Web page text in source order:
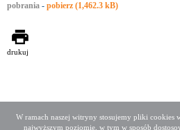
W ramach naszej witryny stosujemy pliki cookies
najwyższym poziomie, w tym w sposób
pobrania - pobierz (1,462.3 kB)
drukuj